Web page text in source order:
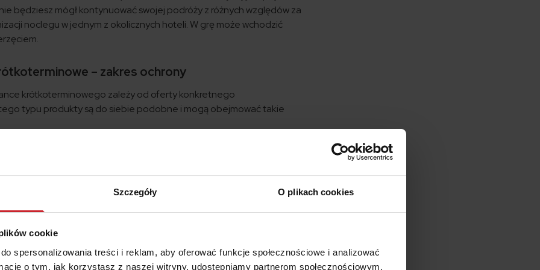
Szczegóły O plikach cookies
cookie
spersonalizowania treści i reklam, aby oferować funkcje społecznościowe i analizować
o tym, jak korzystasz z naszej witryny, udostępniamy partnerom społecznościowym,
będziesz mógł kontynuować swojej podróży z różnych względów za
noclegu w jednym z okolicznych hoteli. W grę może wchodzić
– zakres ochrony
krótkoterminowego zależy od oferty konkretnego
typu produkty są do siebie podobne i mogą obejmować takie
dojdzie do awarii albo wypadku na trasie, możesz liczyć na
standardzie do unieruchomionego samochodu;
placówki medycznej;
planu wycieczki napotka przeszkody, otrzymasz pomoc w
czy powrotu do domu;
np. informacje drogowe czy pomoc tłumacza.